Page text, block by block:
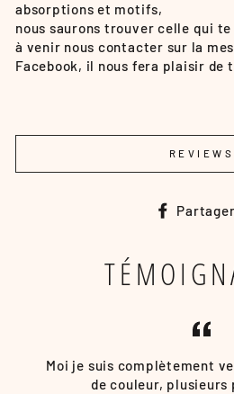
absorptions et motifs,
nous saurons trouver celle qui
à venir nous contacter sur la
Facebook, il nous fera plaisir de
REVIEWS
Partager
Moi je suis complètement
de couleur, plusieurs